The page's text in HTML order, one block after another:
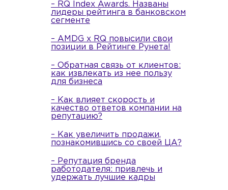
– RQ Index Awards. Названы
лидеры рейтинга в банковском
сегменте
– AMDG x RQ повысили свои
позиции в Рейтинге Рунета!
– Обратная связь от клиентов:
как извлекать из нее пользу
для бизнеса
– Как влияет скорость и
качество ответов компании на
репутацию?
– Как увеличить продажи,
познакомившись со своей ЦА?
– Репутация бренда
работодателя: привлечь и
удержать лучшие кадры